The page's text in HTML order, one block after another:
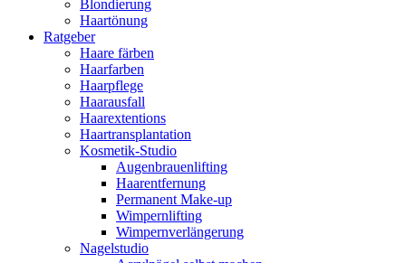
Blondierung
Haartönung
Ratgeber
Haare färben
Haarfarben
Haarpflege
Haarausfall
Haarextentions
Haartransplantation
Kosmetik-Studio
Augenbrauenlifting
Haarentfernung
Permanent Make-up
Wimpernlifting
Wimpernverlängerung
Nagelstudio